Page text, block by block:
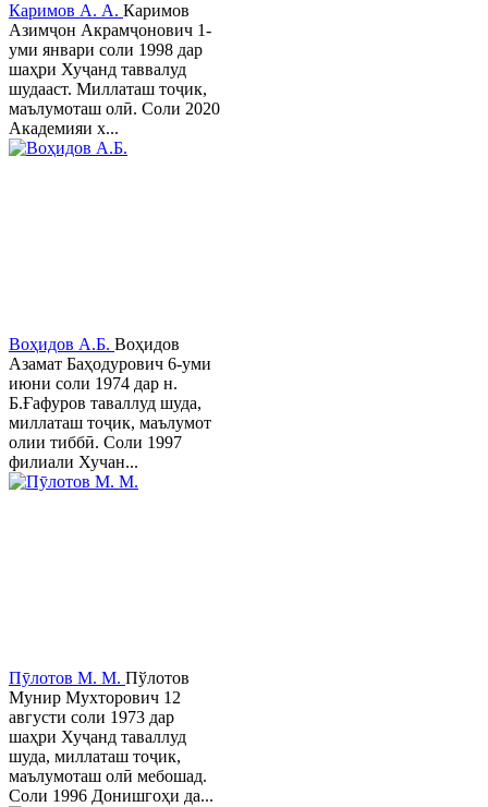
Каримов А. А. Каримов
Азимҷон Акрамҷонович 1-
уми январи соли 1998 дар
шаҳри Хуҷанд таввалуд
шудааст. Миллаташ тоҷик,
маълумоташ олӣ. Соли 2020
Академияи х...
Воҳидов А.Б. Воҳидов
Азамат Баҳодурович 6-уми
июни соли 1974 дар н.
Б.Ғафуров таваллуд шуда,
миллаташ тоҷик, маълумот
олии тиббӣ. Соли 1997
филиали Хучан...
Пӯлотов М. М. Пўлотов
Мунир Мухторович 12
августи соли 1973 дар
шаҳри Хуҷанд таваллуд
шуда, миллаташ тоҷик,
маълумоташ олӣ мебошад.
Соли 1996 Донишгоҳи да...